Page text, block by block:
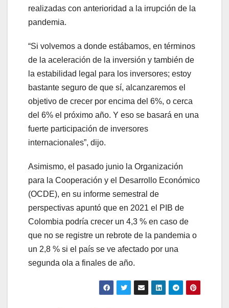
realizadas con anterioridad a la irrupción de la
pandemia.
“Si volvemos a donde estábamos, en términos
de la aceleración de la inversión y también de
la estabilidad legal para los inversores; estoy
bastante seguro de que sí, alcanzaremos el
objetivo de crecer por encima del 6%, o cerca
del 6% el próximo año. Y eso se basará en una
fuerte participación de inversores
internacionales”, dijo.
Asimismo, el pasado junio la Organización
para la Cooperación y el Desarrollo Económico
(OCDE), en su informe semestral de
perspectivas apuntó que en 2021 el PIB de
Colombia podría crecer un 4,3 % en caso de
que no se registre un rebrote de la pandemia o
un 2,8 % si el país se ve afectado por una
segunda ola a finales de año.